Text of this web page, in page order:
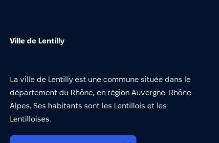
Ville de Lentilly
La ville de Lentilly est une commune située dans le
département du Rhône, en région Auvergne-Rhône-
Alpes. Ses habitants sont les Lentillois et les
Lentilloises.